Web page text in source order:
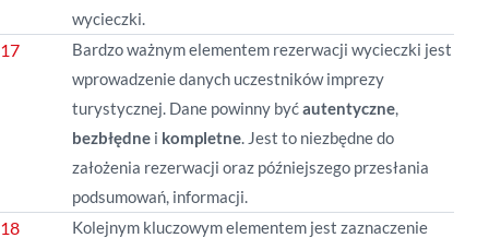
wycieczki.
Bardzo ważnym elementem rezerwacji wycieczki jest
wprowadzenie danych uczestników imprezy
turystycznej. Dane powinny byćautentyczne,
bezbłędne i kompletne. Jest to niezbędne do
założenia rezerwacji oraz późniejszego przesłania
podsumowań, informacji.
Kolejnym kluczowym elementem jest zaznaczenie